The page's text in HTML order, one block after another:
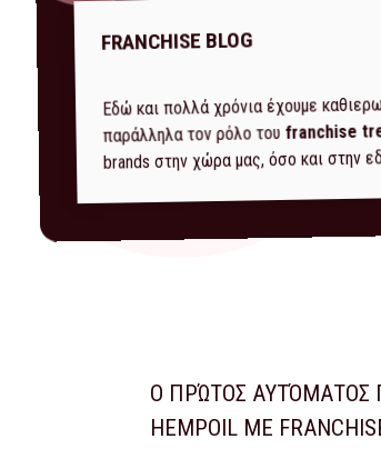
FRANCHISE BLOG
Εδώ και πολλά χρόνια έχουμε
παράλληλα τον ρόλο του franchise
brands στην χώρα μας, όσο και στην
Ο ΠΡΏΤΟΣ
HEMPOIL ΜΕ